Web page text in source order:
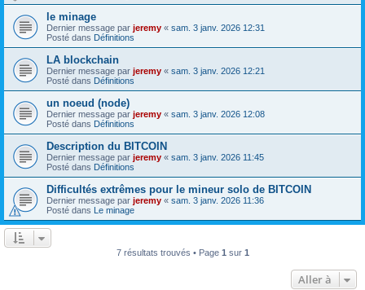
le minage
Dernier message par jeremy « sam. 3 janv. 2026 12:31
Posté dans Définitions
LA blockchain
Dernier message par jeremy « sam. 3 janv. 2026 12:21
Posté dans Définitions
un noeud (node)
Dernier message par jeremy « sam. 3 janv. 2026 12:08
Posté dans Définitions
Description du BITCOIN
Dernier message par jeremy « sam. 3 janv. 2026 11:45
Posté dans Définitions
Difficultés extrêmes pour le mineur solo de BITCOIN
Dernier message par jeremy « sam. 3 janv. 2026 11:36
Posté dans Le minage
7 résultats trouvés • Page 1 sur 1
Aller à